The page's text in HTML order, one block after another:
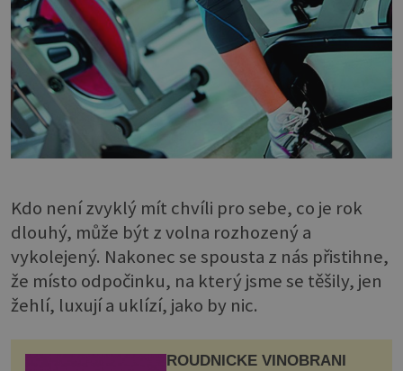
Kdo není zvyklý mít chvíli pro sebe, co je rok
dlouhý, může být z volna rozhozený a
vykolejený. Nakonec se spousta z nás přistihne,
že místo odpočinku, na který jsme se těšily, jen
žehlí, luxují a uklízí, jako by nic.
ROUDNICKÉ VINOBRANÍ